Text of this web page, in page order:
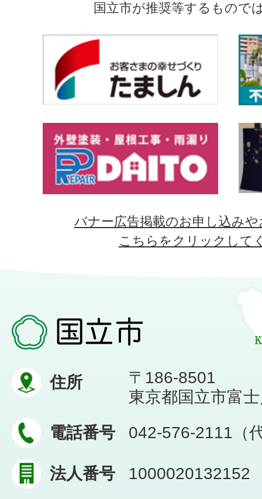
国立市が推奨等するもので
バナー広告掲載のお申し込み
こちらをクリックして
住所
〒186-8501
東京都国立市富
電話番号
042-576-2111（
法人番号 1000020132152